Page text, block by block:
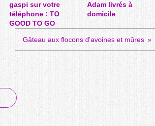
gaspi sur votre
téléphone : TO
GOOD TO GO
Adam livrés à
domicile
Gâteau aux flocons d'avoines et mûres